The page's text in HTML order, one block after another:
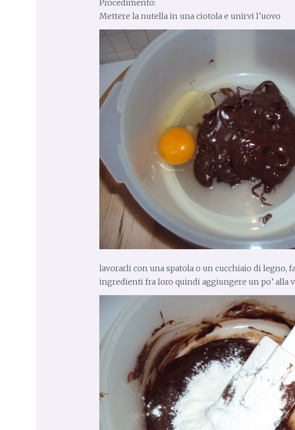
Procedimento:
Mettere la nutella in una ciotola e unirvi l’uovo
lavorarli con una spatola o un cucchiaio di legno,
ingredienti fra loro quindi aggiungere un po’ alla